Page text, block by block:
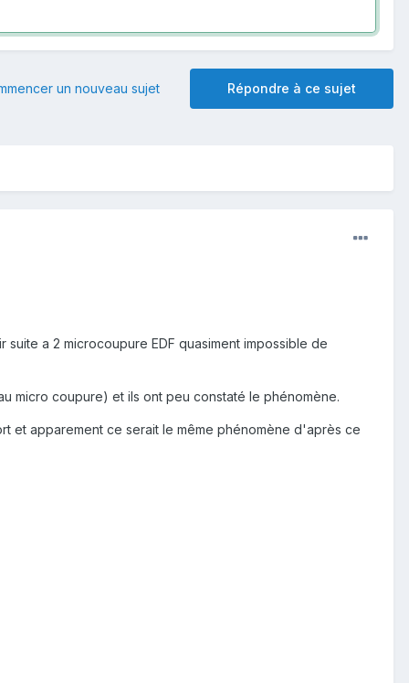
Répondre à ce sujet
un nouveau sujet
a 2 microcoupure EDF quasiment impossible de
micro coupure) et ils ont peu constaté le phénomène.
et apparement ce serait le même phénomène d'après ce